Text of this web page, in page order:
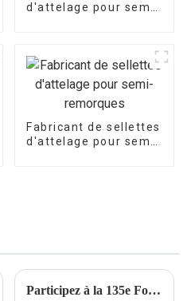
d'attelage pour semi-
Fabricant de sellettes
d'attelage pour semi-
Participez à la 135e Foire de Canton